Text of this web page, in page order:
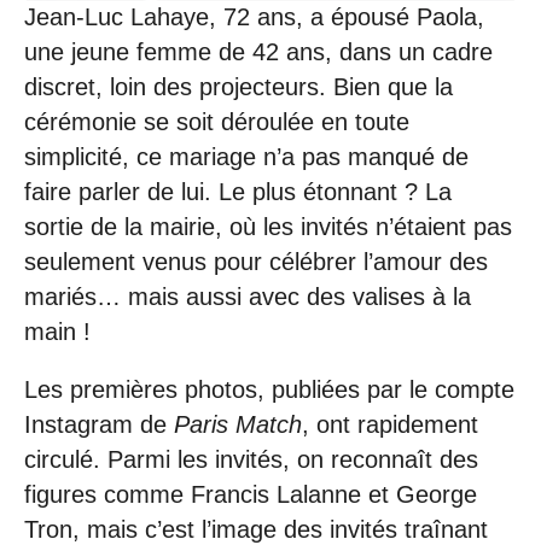
Jean-Luc Lahaye, 72 ans, a épousé Paola,
une jeune femme de 42 ans, dans un cadre
discret, loin des projecteurs. Bien que la
cérémonie se soit déroulée en toute
simplicité, ce mariage n’a pas manqué de
faire parler de lui. Le plus étonnant ? La
sortie de la mairie, où les invités n’étaient pas
seulement venus pour célébrer l’amour des
mariés… mais aussi avec des valises à la
main !
Les premières photos, publiées par le compte
Instagram de Paris Match, ont rapidement
circulé. Parmi les invités, on reconnaît des
figures comme Francis Lalanne et George
Tron, mais c’est l’image des invités traînant